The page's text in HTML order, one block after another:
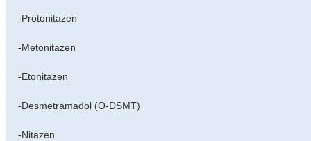
-Protonitazen
-Metonitazen
-Etonitazen
-Desmetramadol (O-DSMT)
-Nitazen